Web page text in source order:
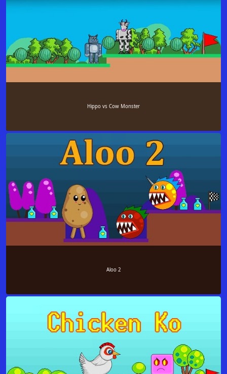
Hippo vs Cow Monster
Aloo 2